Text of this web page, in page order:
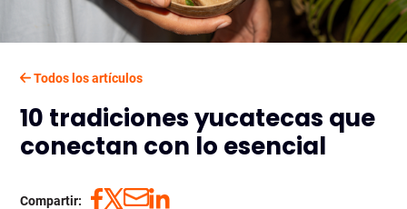
Todos los artículos
10 tradiciones yucatecas que
conectan con lo esencial
Compartir: